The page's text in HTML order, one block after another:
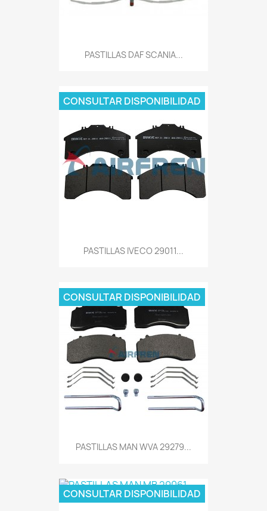
PASTILLAS DAF SCANIA...
PASTILLAS IVECO 29011...
CONSULTAR DISPONIBILIDAD
PASTILLAS MAN WVA 29279...
CONSULTAR DISPONIBILIDAD
CONSULTAR DISPONIBILIDAD